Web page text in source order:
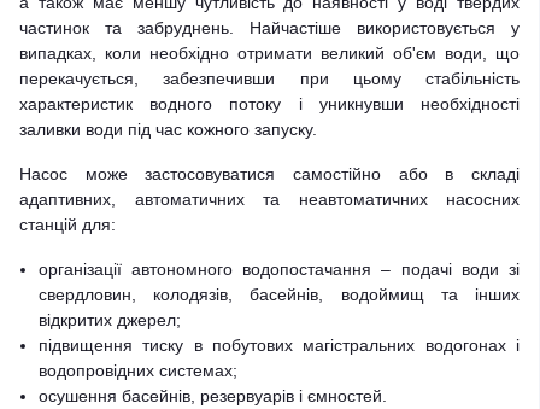
частинок та забруднень. Найчастіше використовується у
випадках, коли необхідно отримати великий об'єм води, що
перекачується, забезпечивши при цьому стабільність
характеристик водного потоку і уникнувши необхідності
заливки води під час кожного запуску.
Насос може застосовуватися самостійно або в складі
адаптивних, автоматичних та неавтоматичних насосних
станцій для:
організації автономного водопостачання – подачі води зі
свердловин, колодязів, басейнів, водоймищ та інших
відкритих джерел;
підвищення тиску в побутових магістральних водогонах і
водопровідних системах;
осушення басейнів, резервуарів і ємностей.